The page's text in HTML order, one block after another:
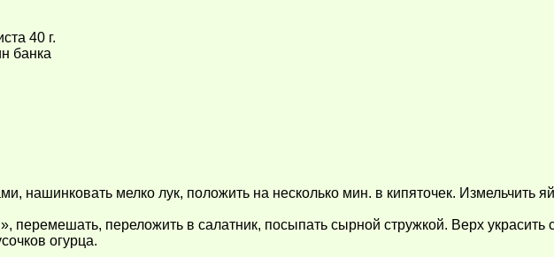
40 г.
банка
нашинковать мелко лук, положить на несколько мин. в кипяточек. Измельчить
перемешать, переложить в салатник, посыпать сырной стружкой. Верх украсить
огурца.